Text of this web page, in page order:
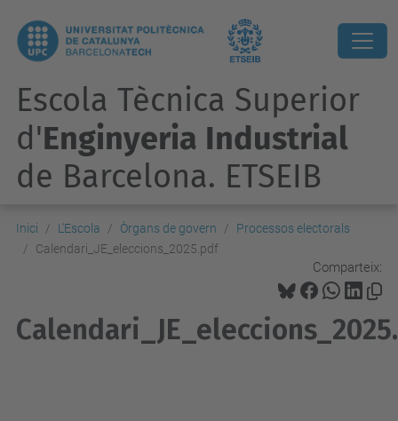
Escola Tècnica Superior
d'Enginyeria Industrial
de Barcelona. ETSEIB
Inici L'Escola Òrgans de govern
Processos electorals
Calendari_JE_eleccions_2025.pdf
Comparteix: